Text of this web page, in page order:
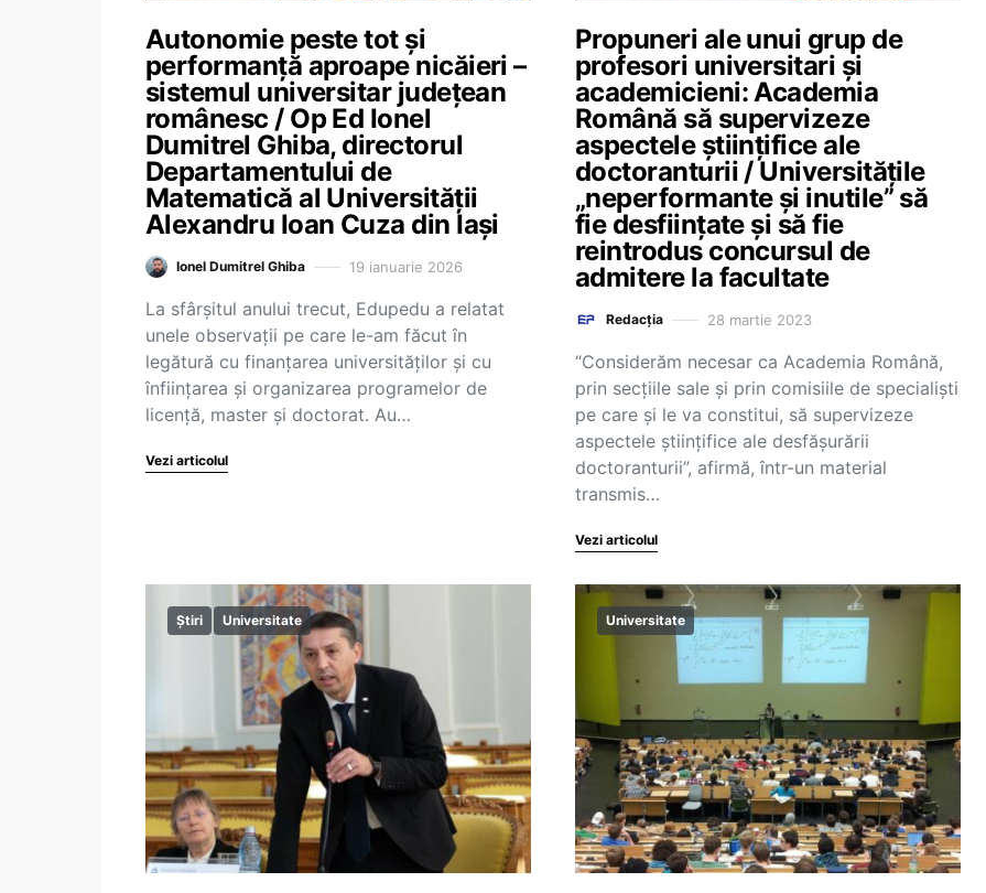
Autonomie peste tot și
performanță aproape nicăieri –
sistemul universitar județean
românesc / Op Ed Ionel
Dumitrel Ghiba, directorul
Departamentului de
Matematică al Universității
Alexandru Ioan Cuza din Iași
Ionel Dumitrel Ghiba 19 ianuarie 2026
La sfârșitul anului trecut, Edupedu a relatat
unele observații pe care le-am făcut în
legătură cu finanțarea universităților și cu
înființarea și organizarea programelor de
licență, master și doctorat. Au…
Vezi articolul
Propuneri ale unui grup de
profesori universitari și
academicieni: Academia
Română să supervizeze
aspectele științifice ale
doctoranturii / Universitățile
„neperformante și inutile” să
fie desființate și să fie
reintrodus concursul de
admitere la facultate
Redacția 28 martie 2023
“Considerăm necesar ca Academia Română,
prin secțiile sale și prin comisiile de specialiști
pe care și le va constitui, să supervizeze
aspectele științifice ale desfășurării
doctoranturii”, afirmă, într-un material
transmis…
Vezi articolul
Știri Universitate Universitate